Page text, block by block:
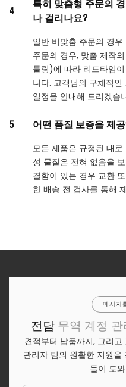
4
특히 맞춤형 주문의
나 걸리나요?
일반 비맞춤 주문의 경
주문의 경우, 맞춤 제작
툴링)에 따라 리드타임
니다. 고객님의 구체적
일정을 안내해 드리겠습
5 어떤 품질 보증을 제
모든 제품은 규정된 대
성 물질은 전혀 없음을
결함이 있는 경우 교환
한 배송 전 검사를 통해
메시지
전담 무역 계정
견적부터 납품까지, 그리
관리자 팀의 원활한 지원
들이 도